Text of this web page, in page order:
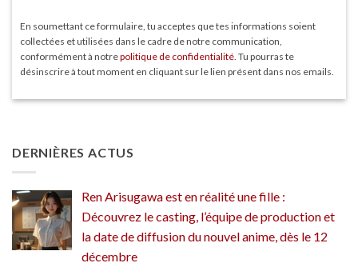
En soumettant ce formulaire, tu acceptes que tes informations soient
collectées et utilisées dans le cadre de notre communication,
conformément à notrepolitique de confidentialité . Tu pourras te
désinscrire à tout moment en cliquant sur le lien présent dans nos emails.
DERNIÈRES ACTUS
Ren Arisugawa est en réalité une fille :
Découvrez le casting, l’équipe de production et
la date de diffusion du nouvel anime, dès le 12
décembre